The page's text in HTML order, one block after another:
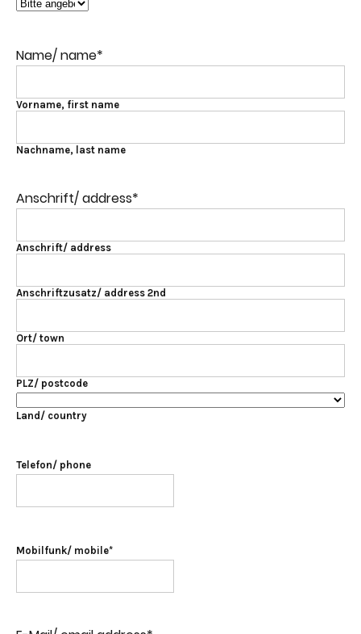
Name/ name*
Vorname, first name
Nachname, last name
Anschrift/ address*
Anschrift/ address
Anschriftzusatz/ address 2nd
Ort/ town
PLZ/ postcode
Land/ country
Telefon/ phone
Mobilfunk/ mobile*